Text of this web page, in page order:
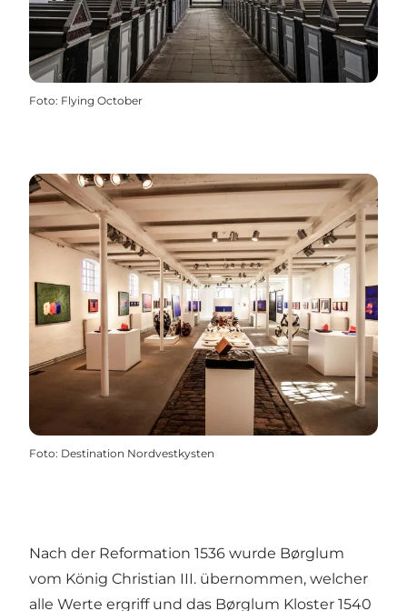
Foto: Flying October
Foto: Destination Nordvestkysten
Nach der Reformation 1536 wurde Børglum
vom König Christian III. übernommen, welcher
alle Werte ergriff und das Børglum Kloster 1540